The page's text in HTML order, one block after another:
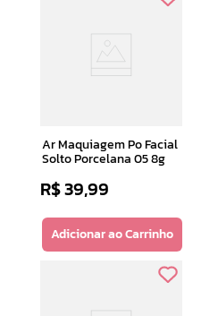
Ar Maquiagem Po Facial
Solto Porcelana 05 8g
R$39,99
Adicionar ao Carrinho